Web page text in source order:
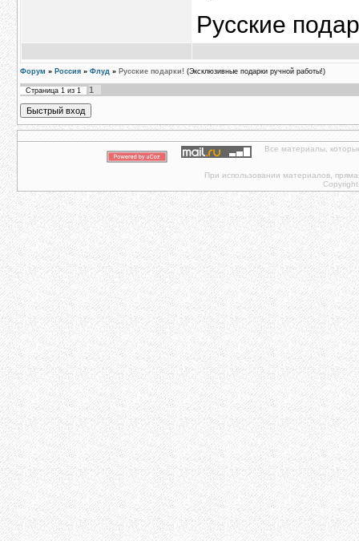
Русские
Форум » Россия » Флуд » Русские подарки! (Эксклюзивные подарки ручной работы!)
Страница 1 из 1 1
Все материалы,
При использовании материалов,